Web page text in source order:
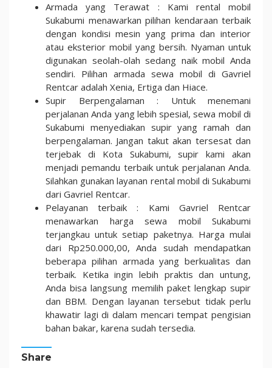
Armada yang Terawat : Kami rental mobil
Sukabumi menawarkan pilihan kendaraan terbaik
dengan kondisi mesin yang prima dan interior
atau eksterior mobil yang bersih. Nyaman untuk
digunakan seolah-olah sedang naik mobil Anda
sendiri. Pilihan armada sewa mobil di Gavriel
Rentcar adalah Xenia, Ertiga dan Hiace.
Supir Berpengalaman : Untuk menemani
perjalanan Anda yang lebih spesial, sewa mobil di
Sukabumi menyediakan supir yang ramah dan
berpengalaman. Jangan takut akan tersesat dan
terjebak di Kota Sukabumi, supir kami akan
menjadi pemandu terbaik untuk perjalanan Anda.
Silahkan gunakan layanan rental mobil di Sukabumi
dari Gavriel Rentcar.
Pelayanan terbaik : Kami Gavriel Rentcar
menawarkan harga sewa mobil Sukabumi
terjangkau untuk setiap paketnya. Harga mulai
dari Rp250.000,00, Anda sudah mendapatkan
beberapa pilihan armada yang berkualitas dan
terbaik. Ketika ingin lebih praktis dan untung,
Anda bisa langsung memilih paket lengkap supir
dan BBM. Dengan layanan tersebut tidak perlu
khawatir lagi di dalam mencari tempat pengisian
bahan bakar, karena sudah tersedia.
Share